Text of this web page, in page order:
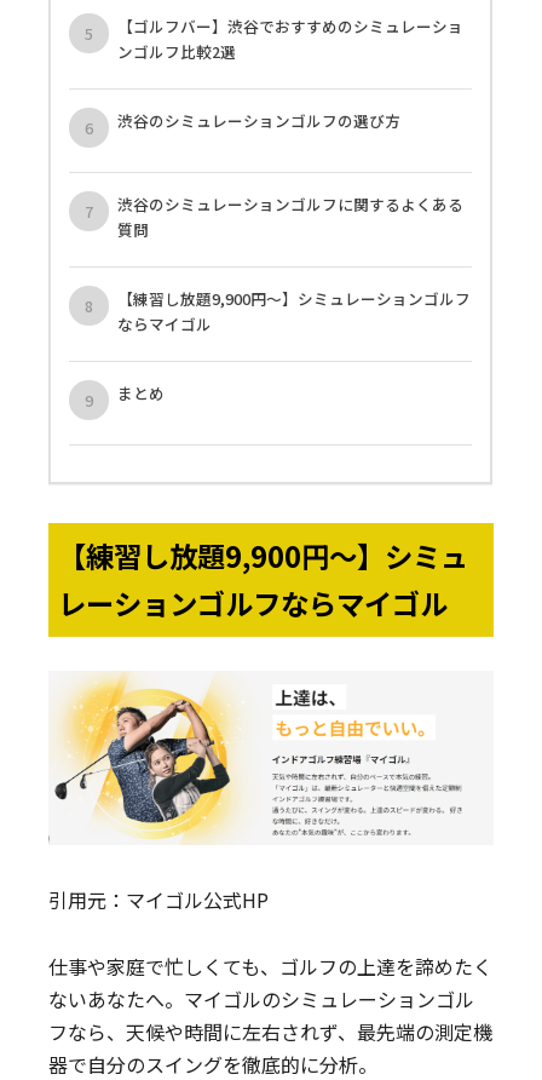
【ゴルフバー】渋谷でおすすめのシミュレーショ
ンゴルフ比較2選
渋谷のシミュレーションゴルフの選び方
渋谷のシミュレーションゴルフに関するよくある
質問
【練習し放題9,900円〜】シミュレーションゴルフ
ならマイゴル
まとめ
【練習し放題9,900円〜】シミュ
レーションゴルフならマイゴル
引用元： マイゴル公式HP
仕事や家庭で忙しくても、ゴルフの上達を諦めたく
ないあなたへ。マイゴルのシミュレーションゴル
フなら、天候や時間に左右されず、最先端の測定機
器で自分のスイングを徹底的に分析。